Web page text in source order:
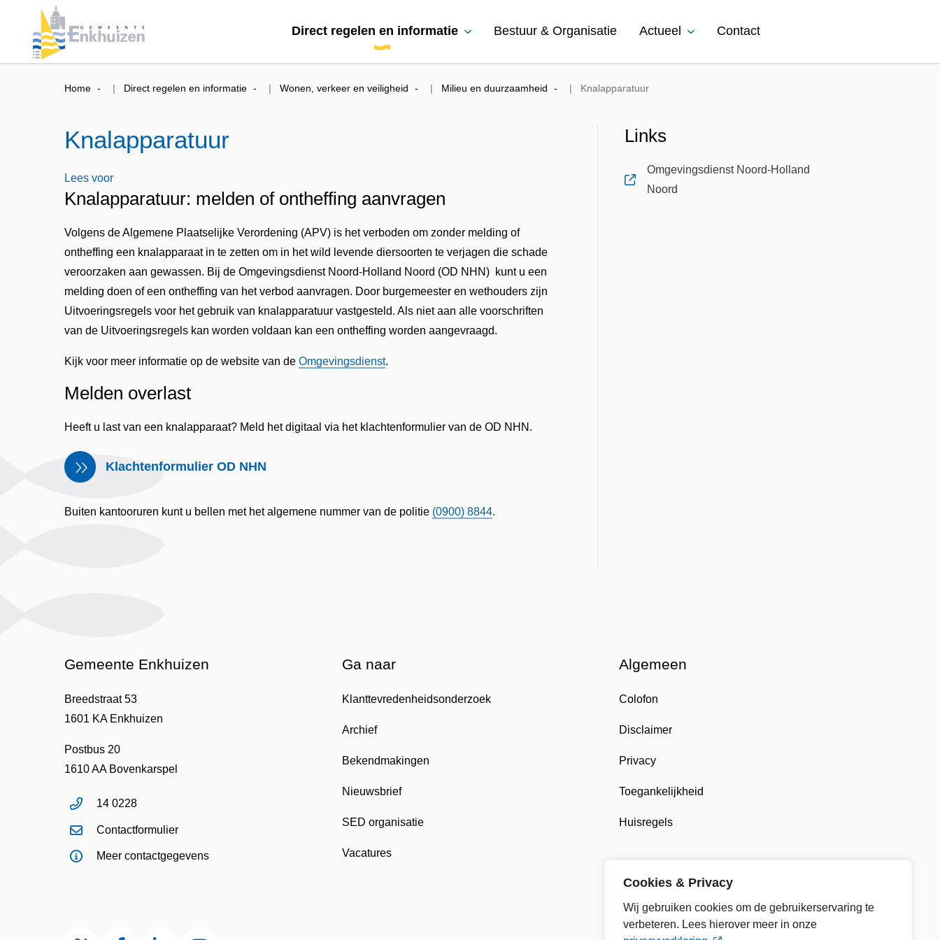
Cookies & Privacy
Wij gebruiken cookies om de gebruikerservaring te
verbeteren. Lees hierover meer in onze
Direct regelen en informatie Bestuur & Organisatie Actueel Contact
Home Direct regelen en informatie Wonen, verkeer en veiligheid Milieu en duurzaamheid Knalapparatuur
Knalapparatuur
Lees voor
Knalapparatuur: melden of ontheffing aanvragen
Volgens de Algemene Plaatselijke Verordening (APV) is het verboden om zonder melding of
ontheffing een knalapparaat in te zetten om in het wild levende diersoorten te verjagen die schade
veroorzaken aan gewassen. Bij de Omgevingsdienst Noord-Holland Noord (OD NHN) kunt u een
melding doen of een ontheffing van het verbod aanvragen. Door burgemeester en wethouders zijn
Uitvoeringsregels voor het gebruik van knalapparatuur vastgesteld. Als niet aan alle voorschriften
van de Uitvoeringsregels kan worden voldaan kan een ontheffing worden aangevraagd.
Kijk voor meer informatie op de website van de Omgevingsdienst.
Melden overlast
Heeft u last van een knalapparaat? Meld het digitaal via het klachtenformulier van de OD NHN.
Klachtenformulier OD NHN
Buiten kantooruren kunt u bellen met het algemene nummer van de politie (0900) 8844.
Links
Omgevingsdienst Noord-Holland
Noord
, opent in nieuw tabblad
Gemeente Enkhuizen
Breedstraat 53
1601 KA Enkhuizen
Postbus 20
1610 AA Bovenkarspel
14 0228
Contactformulier
Meer contactgegevens
Ga naar
Klanttevredenheidsonderzoek
Archief
Bekendmakingen
Nieuwsbrief
SED organisatie
Vacatures
Algemeen
Colofon
Disclaimer
Privacy
Toegankelijkheid
Huisregels
Twitter van Gemeente Enkhuizen, opent in nieuw tabblad
Facebook van Gemeente Enkhuizen, opent in nieuw tabblad